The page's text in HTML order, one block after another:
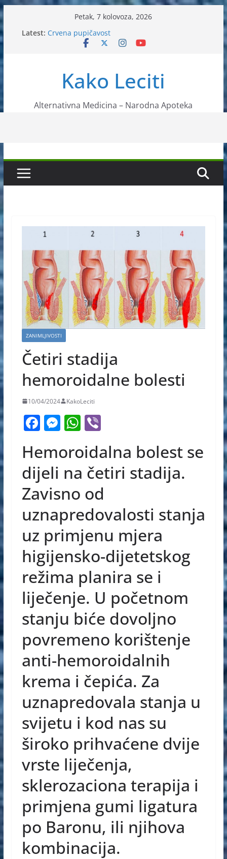
Skip
to
content
Petak, 7 kolovoza, 2026
Latest: Crvena pupičavost
Čir na želucu – Liječenje prirodnim metodama
Liječenje bubrežnog kamenca uz pomoć čaja
Kako Leciti
Alternativna Medicina – Narodna Apoteka
ZANIMLJIVOSTI
Četiri stadija
hemoroidalne bolesti
10/04/2024 KakoLeciti
F
c
e
b
o
o
k
M
ss
e
n
g
er
W
at
s
A
p
p
Vi
er
Hemoroidalna bolest se
dijeli na četiri stadija.
Zavisno od
uznapredovalosti stanja
uz primjenu mjera
higijensko-dijetetskog
režima planira se i
liječenje. U početnom
stanju biće dovoljno
povremeno korištenje
anti-hemoroidalnih
krema i čepića. Za
uznapredovala stanja u
svijetu i kod nas su
široko prihvaćene dvije
vrste liječenja,
sklerozaciona terapija i
primjena gumi ligatura
po Baronu, ili njihova
kombinacija.